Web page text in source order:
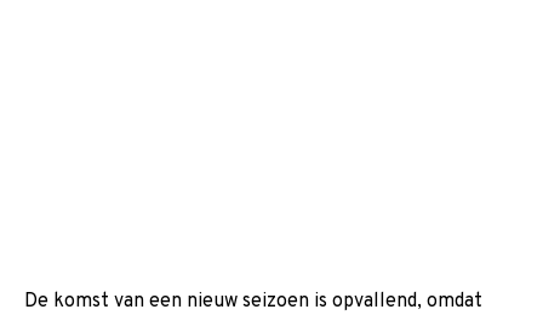
De komst van een nieuw seizoen is opvallend, omdat